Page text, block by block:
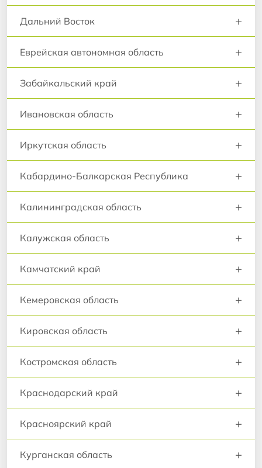
Дальний Восток +
Еврейская автономная область +
Забайкальский край +
Ивановская область +
Иркутская область +
Кабардино-Балкарская Республика +
Калининградская область +
Калужская область +
Камчатский край +
Кемеровская область +
Кировская область +
Костромская область +
Краснодарский край +
Красноярский край +
Курганская область +